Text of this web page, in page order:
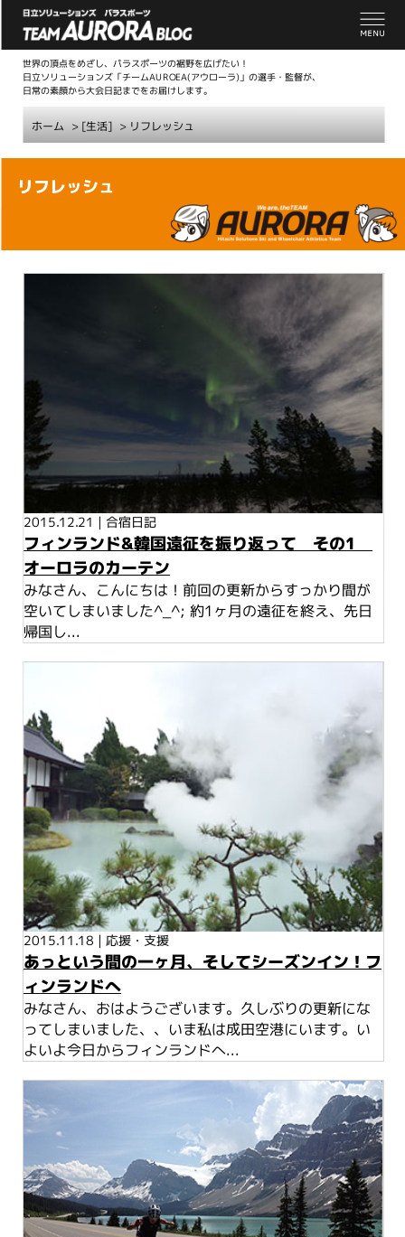
世界の頂点をめざし、パラスポーツの裾野を広げたい！
日立ソリューションズ「チームAUROEA(アウローラ)」の選手・監督が、
日常の素顔から大会日記までをお届けします。
ホーム > [生活] > リフレッシュ
本
リフレッシュ
2015.12.21 | 合宿日記
フィンランド&韓国遠征を振り返って その1
オーロラのカーテン
みなさん、こんにちは！前回の更新からすっかり間が
空いてしまいました^_^; 約1ヶ月の遠征を終え、先日
帰国し...
2015.11.18 | 応援・支援
あっという間の一ヶ月、そしてシーズンイン！フ
ィンランドへ
みなさん、おはようございます。久しぶりの更新にな
ってしまいました、、いま私は成田空港にいます。い
よいよ今日からフィンランドへ...